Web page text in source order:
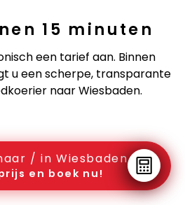
15 minuten
een tarief aan. Binnen
u een scherpe, transparante
naar Wiesbaden.
/ in Wiesbaden
en boek nu!